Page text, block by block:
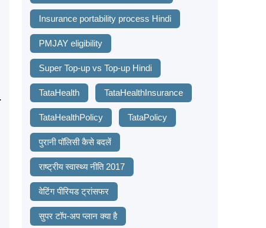
Insurance portability process Hindi
PMJAY eligibility
Super Top-up vs Top-up Hindi
TataHealth TataHealthInsurance
TataHealthPolicy TataPolicy
पुरानी पॉलिसी कैसे बदलें
राष्ट्रीय स्वास्थ्य नीति 2017
वेटिंग पीरियड ट्रांसफर
सुपर टॉप-अप प्लान क्या है